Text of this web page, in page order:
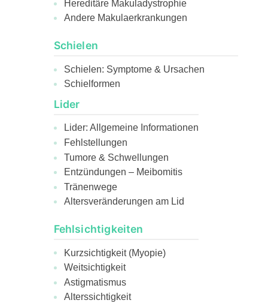
Hereditäre Makuladystrophie
Andere Makulaerkrankungen
Schielen
Schielen: Symptome & Ursachen
Schielformen
Lider
Lider: Allgemeine Informationen
Fehlstellungen
Tumore & Schwellungen
Entzündungen – Meibomitis
Tränenwege
Altersveränderungen am Lid
Fehlsichtigkeiten
Kurzsichtigkeit (Myopie)
Weitsichtigkeit
Astigmatismus
Alterssichtigkeit